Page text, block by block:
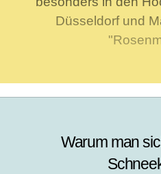
Düsseldorf und
Warum man